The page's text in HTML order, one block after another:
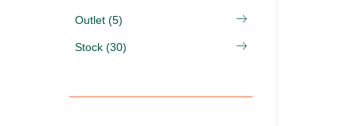
Outlet (5)
Stock (30)